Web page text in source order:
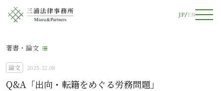
JP EN
著書・論文
論文 2025.12.08
Q&A「出向・転籍をめぐる労務問題」